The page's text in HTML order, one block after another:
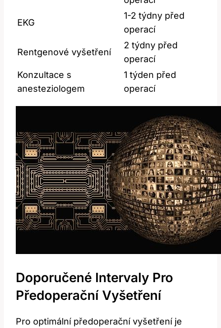
EKG
1-2‍ týdny před
operací
Rentgenové vyšetření
2‌ týdny před
operací
Konzultace‍ s‌
anesteziologem
1 týden před
operací
Doporučené Intervaly ⁢pro
Předoperační Vyšetření
Pro optimální‌ předoperační vyšetření je